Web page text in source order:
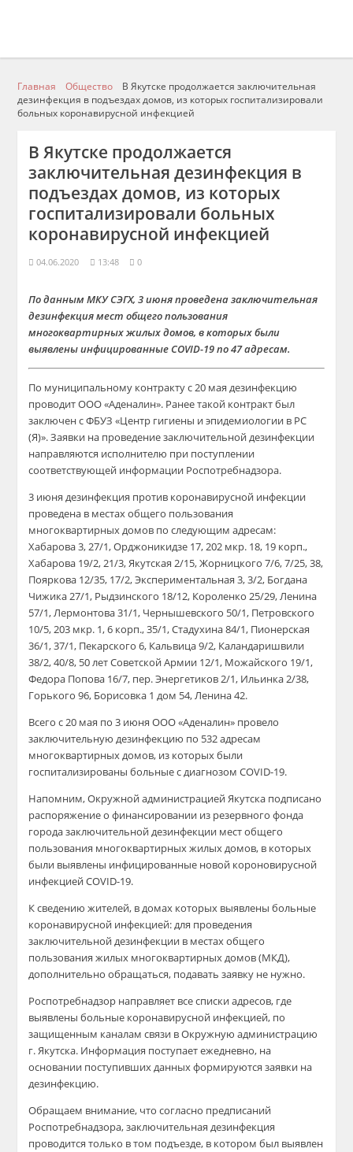
Главная Общество
В Якутске продолжается заключительная
дезинфекция в подъездах домов, из которых госпитализировали
больных коронавирусной инфекцией
В Якутске продолжается
заключительная дезинфекция в
подъездах домов, из которых
госпитализировали больных
коронавирусной инфекцией
04.06.2020 13:48 0
По данным МКУ СЭГХ, 3 июня проведена заключительная
дезинфекция мест общего пользования
многоквартирных жилых домов, в которых были
выявлены инфицированные COVID-19 по 47 адресам.
По муниципальному контракту с 20 мая дезинфекцию
проводит ООО «Аденалин». Ранее такой контракт был
заключен с ФБУЗ «Центр гигиены и эпидемиологии в РС
(Я)». Заявки на проведение заключительной дезинфекции
направляются исполнителю при поступлении
соответствующей информации Роспотребнадзора.
3 июня дезинфекция против коронавирусной инфекции
проведена в местах общего пользования
многоквартирных домов по следующим адресам:
Хабарова 3, 27/1, Орджоникидзе 17, 202 мкр. 18, 19 корп.,
Хабарова 19/2, 21/3, Якутская 2/15, Жорницкого 7/6, 7/25, 38,
Пояркова 12/35, 17/2, Экспериментальная 3, 3/2, Богдана
Чижика 27/1, Рыдзинского 18/12, Короленко 25/29, Ленина
57/1, Лермонтова 31/1, Чернышевского 50/1, Петровского
10/5, 203 мкр. 1, 6 корп., 35/1, Стадухина 84/1, Пионерская
36/1, 37/1, Пекарского 6, Кальвица 9/2, Каландаришвили
38/2, 40/8, 50 лет Советской Армии 12/1, Можайского 19/1,
Федора Попова 16/7, пер. Энергетиков 2/1, Ильинка 2/38,
Горького 96, Борисовка 1 дом 54, Ленина 42.
Всего с 20 мая по 3 июня ООО «Аденалин» провело
заключительную дезинфекцию по 532 адресам
многоквартирных домов, из которых были
госпитализированы больные с диагнозом COVID-19.
Напомним, Окружной администрацией Якутска подписано
распоряжение о финансировании из резервного фонда
города заключительной дезинфекции мест общего
пользования многоквартирных жилых домов, в которых
были выявлены инфицированные новой короновирусной
инфекцией COVID-19.
К сведению жителей, в домах которых выявлены больные
коронавирусной инфекцией: для проведения
заключительной дезинфекции в местах общего
пользования жилых многоквартирных домов (МКД),
дополнительно обращаться, подавать заявку не нужно.
Роспотребнадзор направляет все списки адресов, где
выявлены больные коронавирусной инфекцией, по
защищенным каналам связи в Окружную администрацию
г. Якутска. Информация поступает ежедневно, на
основании поступивших данных формируются заявки на
дезинфекцию.
Обращаем внимание, что согласно предписаний
Роспотребнадзора, заключительная дезинфекция
проводится только в том подъезде, в котором был выявлен